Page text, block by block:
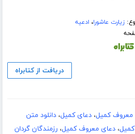
زیارت عاشورا، ادعیه
دریافت از کتابراه
معروف کمیل، دعای کمیل، دانلود متن
، دعای معروف کمیل، رزمندگان گردان